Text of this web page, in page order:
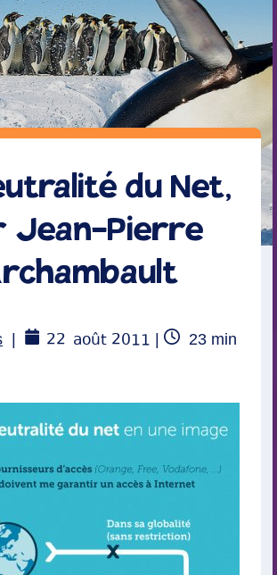
du Net,
Jean-Pierre
22 août 2011
Temps
23min